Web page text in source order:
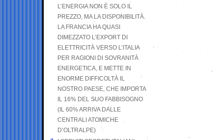
L’ENERGIA NON È SOLO IL
PREZZO, MA LA DISPONIBILITÀ.
LA FRANCIA HA QUASI
DIMEZZATO L’EXPORT DI
ELETTRICITÀ VERSO L’ITALIA
PER RAGIONI DI SOVRANITÀ
ENERGETICA, E METTE IN
ENORME DIFFICOLTÀ IL
NOSTRO PAESE, CHE IMPORTA
IL 16% DEL SUO FABBISOGNO
(IL 60% ARRIVA DALLE
CENTRALI ATOMICHE
D’OLTRALPE)